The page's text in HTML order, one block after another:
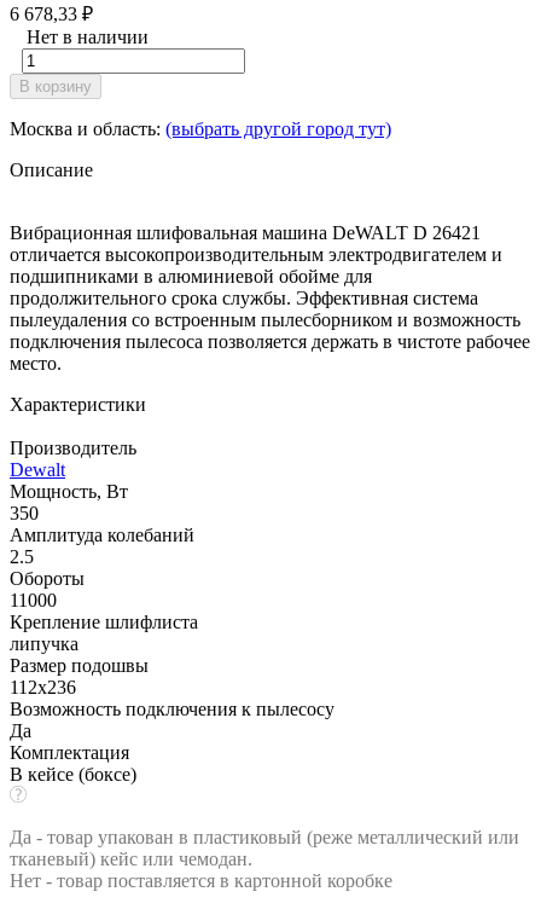
6 678,33 ₽
Нет в наличии
В корзину
Москва и область: (выбрать другой город тут)
Описание
Вибрационная шлифовальная машина DeWALT D 26421
отличается высокопроизводительным электродвигателем и
подшипниками в алюминиевой обойме для
продолжительного срока службы. Эффективная система
пылеудаления со встроенным пылесборником и возможность
подключения пылесоса позволяется держать в чистоте рабочее
место.
Характеристики
Производитель
Dewalt
Мощность, Вт
350
Амплитуда колебаний
2.5
Обороты
11000
Крепление шлифлиста
липучка
Размер подошвы
112x236
Возможность подключения к пылесосу
Да
Комплектация
В кейсе (боксе)
Да - товар упакован в пластиковый (реже металлический или
тканевый) кейс или чемодан.
Нет - товар поставляется в картонной коробке